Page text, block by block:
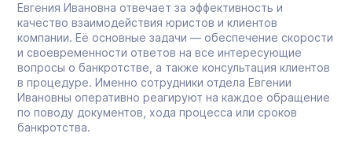
Евгения Ивановна отвечает за эффективность и
качество взаимодействия юристов и клиентов
компании. Её основные задачи — обеспечение скорости
и своевременности ответов на все интересующие
вопросы о банкротстве, а также консультация клиентов
в процедуре. Именно сотрудники отдела Евгении
Ивановны оперативно реагируют на каждое обращение
по поводу документов, хода процесса или сроков
банкротства.